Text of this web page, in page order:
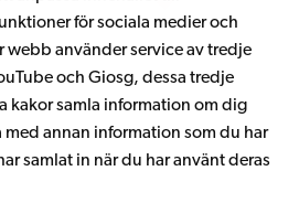
för sociala medier och
webb använder service av tredje
och Giosg, dessa tredje
kakor samla information om dig
annan information som du har
samlat in när du har använt deras
InstagramYouTube LinkedIn Blog Snapchat